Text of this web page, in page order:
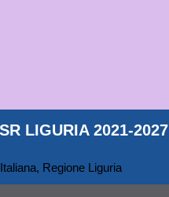
LIGURIA 2021-2027